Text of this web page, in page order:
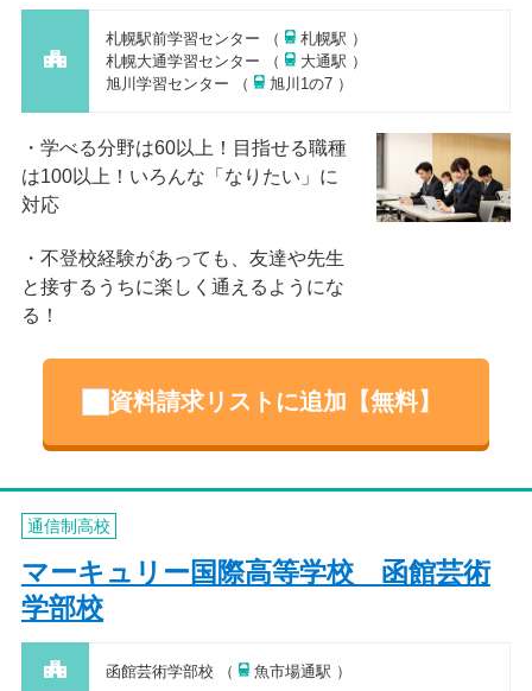
札幌駅前学習センター （
札幌駅 ）
札幌大通学習センター （
大通駅 ）
旭川学習センター （
旭川1の7 ）
学べる分野は60以上！目指せる職種
は100以上！いろんな「なりたい」に
対応
不登校経験があっても、友達や先生
と接するうちに楽しく通えるようにな
る！
資料請求リストに追加【無料】
通信制高校
マーキュリー国際高等学校 函館芸術
学部校
函館芸術学部校 （ 魚市場通駅 ）